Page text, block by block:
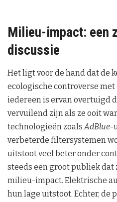
Milieu-impact: een
discussie
Het ligt voor de hand dat de
ecologische controverse
iedereen is ervan overtuigd
vervuilend zijn als ze ooit
technologieën zoalsAdBlue-
verbeterde filtersystemen
uitstoot veel beter onder
steeds een groot publiek dat
milieu-impact. Elektrische
hun lage uitstoot. Echter, de